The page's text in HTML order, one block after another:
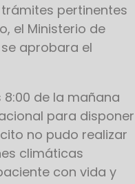
pertinentes
el Ministerio de
aprobara el
8:00 de la mañana
para disponer
no pudo realizar
climáticas
con vida y